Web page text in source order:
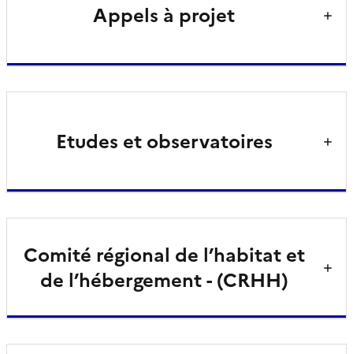
Appels à projet
Etudes et observatoires
Comité régional de l’habitat et
de l’hébergement - (CRHH)